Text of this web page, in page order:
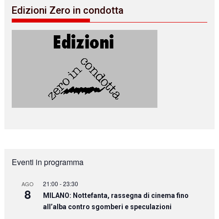
Edizioni Zero in condotta
Eventi in programma
AGO
8
21:00 -23:30
MILANO: Nottefanta, rassegna di cinema fino
all’alba contro sgomberi e speculazioni